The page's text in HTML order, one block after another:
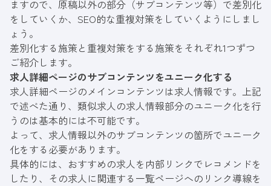
ますので、原稿以外の部分（サブコンテンツ等）で差別化
をしていくか、SEO的な重複対策をしていくようにしまし
ょう。
差別化する施策と重複対策をする施策をそれぞれ1つずつ
ご紹介します。
求人詳細ページのサブコンテンツをユニーク化する
求人詳細ページのメインコンテンツは求人情報です。上記
で述べた通り、類似求人の求人情報部分のユニーク化を行
うのは基本的には不可能です。
よって、求人情報以外のサブコンテンツの箇所でユニーク
化をする必要があります。
具体的には、おすすめの求人を内部リンクでレコメンドを
したり、その求人に関連する一覧ページへのリンク導線を